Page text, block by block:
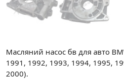
Масляний насос бв для авто
1991, 1992, 1993, 1994, 1995,
2000).